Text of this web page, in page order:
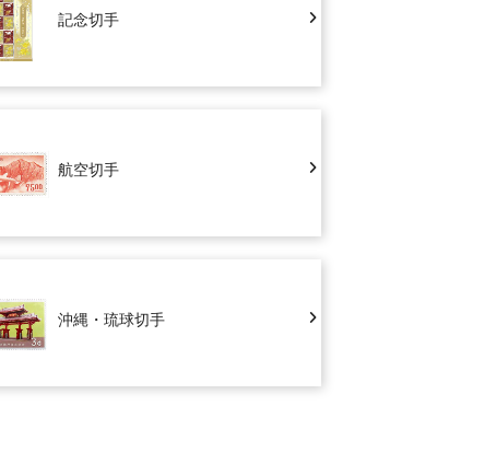
記念切手
航空切手
沖縄・琉球切手